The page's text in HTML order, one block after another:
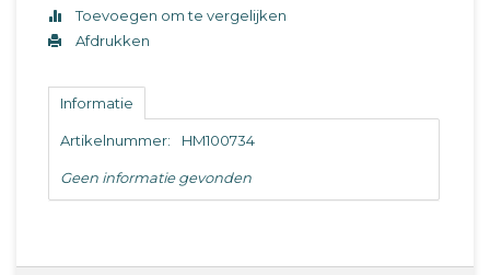
Toevoegen om te vergelijken
Afdrukken
Informatie
Artikelnummer: HM100734
Geen informatie gevonden